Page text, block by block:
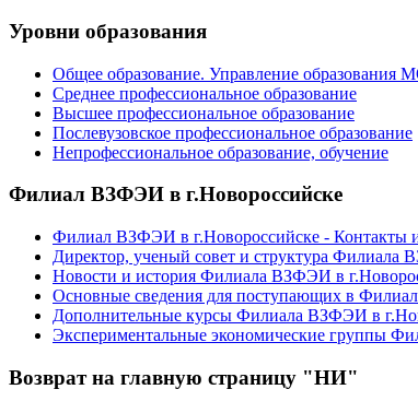
Уровни образования
Общее образование. Управление образования
Среднее профессиональное образование
Высшее профессиональное образование
Послевузовское профессиональное образование
Непрофессиональное образование, обучение
Филиал ВЗФЭИ в г.Новороссийске
Филиал ВЗФЭИ в г.Новороссийске - Контакты
Директор, ученый совет и структура Филиала
Новости и история Филиала ВЗФЭИ в
Основные сведения для поступающих в
Дополнительные курсы Филиала ВЗФЭИ в
Экспериментальные экономические группы
Возврат на главную страницу "НИ"